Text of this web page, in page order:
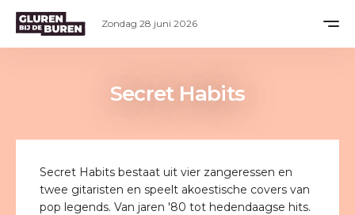
Secret Habits
Secret Habits bestaat uit vier zangeressen en
twee gitaristen en speelt akoestische covers van
pop legends. Van jaren '80 tot hedendaagse hits.
Zondag 28 juni 2026